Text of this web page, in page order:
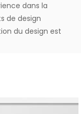
dans la
de design
du design est
vision unique du
et une capacité
à devenir une